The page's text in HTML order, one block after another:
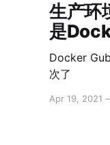
生产环
是
Docker
次了
Apr 19, 2021